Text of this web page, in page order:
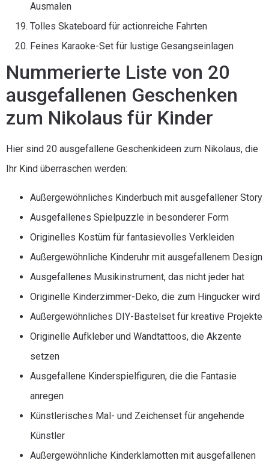
Ausmalen
Tolles Skateboard für actionreiche Fahrten
Feines Karaoke-Set für lustige Gesangseinlagen
Nummerierte Liste von 20
ausgefallenen Geschenken
zum Nikolaus für Kinder
Hier sind 20 ausgefallene Geschenkideen zum Nikolaus, die
Ihr Kind überraschen werden:
Außergewöhnliches Kinderbuch mit ausgefallener Story
Ausgefallenes Spielpuzzle in besonderer Form
Originelles Kostüm für fantasievolles Verkleiden
Außergewöhnliche Kinderuhr mit ausgefallenem Design
Ausgefallenes Musikinstrument, das nicht jeder hat
Originelle Kinderzimmer-Deko, die zum Hingucker wird
Außergewöhnliches DIY-Bastelset für kreative Projekte
Originelle Aufkleber und Wandtattoos, die Akzente
setzen
Ausgefallene Kinderspielfiguren, die die Fantasie
anregen
Künstlerisches Mal- und Zeichenset für angehende
Künstler
Außergewöhnliche Kinderklamotten mit ausgefallenen